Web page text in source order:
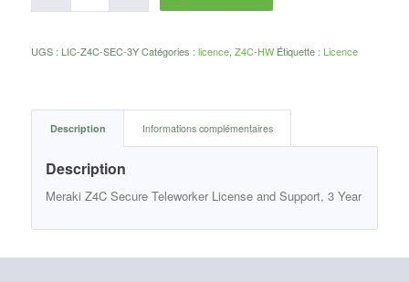
UGS : LIC-Z4C-SEC-3Y Catégories : licence, Z4C-HW Étiquette : Licence
Description Informations complémentaires
Description
Meraki Z4C Secure Teleworker License and Support, 3 Year